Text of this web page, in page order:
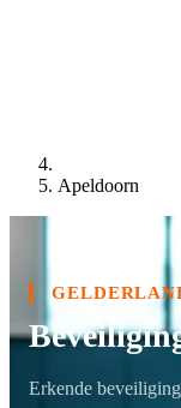
Apeldoorn
Erkende